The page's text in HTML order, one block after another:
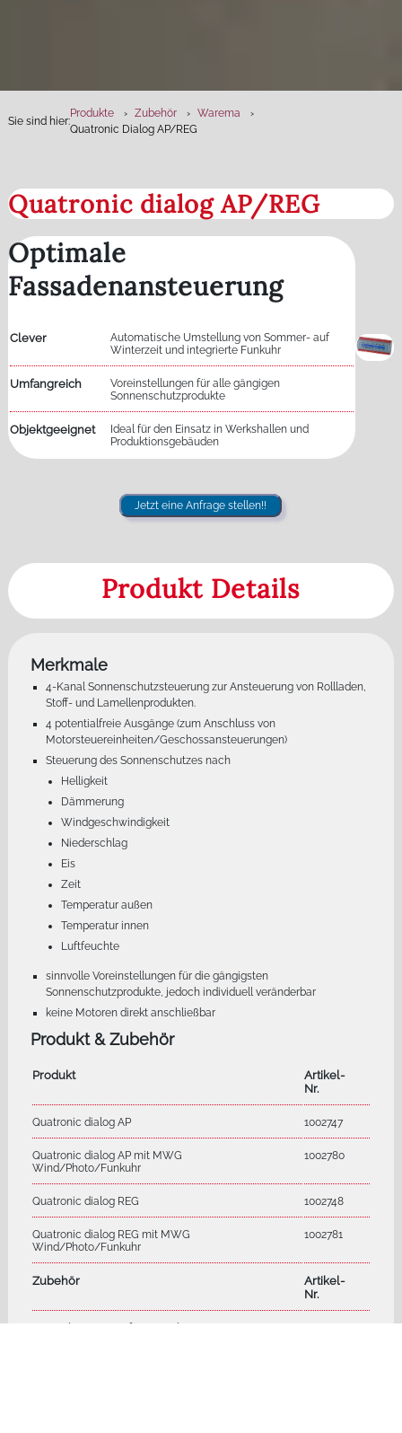
Sie sind hier:
Produkte Zubehör
Warema
Quatronic Dialog AP/REG
Quatronic dialog AP/REG
Optimale
Fassadenansteuerung
Clever
Automatische Umstellung von Sommer- auf
Winterzeit und integrierte Funkuhr
Umfangreich
Voreinstellungen für alle gängigen
Sonnenschutzprodukte
Objektgeeignet
Ideal für den Einsatz in Werkshallen und
Produktionsgebäuden
Jetzt eine Anfrage stellen!!
Produkt Details
Merkmale
4-Kanal Sonnenschutzsteuerung zur Ansteuerung von Rollladen,
Stoff- und Lamellenprodukten.
4 potentialfreie Ausgänge (zum Anschluss von
Motorsteuereinheiten/Geschossansteuerungen)
Steuerung des Sonnenschutzes nach
Helligkeit
Dämmerung
Windgeschwindigkeit
Niederschlag
Eis
Zeit
Temperatur außen
Temperatur innen
Luftfeuchte
sinnvolle Voreinstellungen für die gängigsten
Sonnenschutzprodukte, jedoch individuell veränderbar
keine Motoren direkt anschließbar
Produkt & Zubehör
Produkt
Artikel-
Nr.
Quatronic dialog AP 1002747
Quatronic dialog AP mit MWG
Wind/Photo/Funkuhr
1002780
Quatronic dialog REG 1002748
Quatronic dialog REG mit MWG
Wind/Photo/Funkuhr
1002781
Zubehör
Artikel-
Nr.
Zugentlastungsset für AP-Gehäuse